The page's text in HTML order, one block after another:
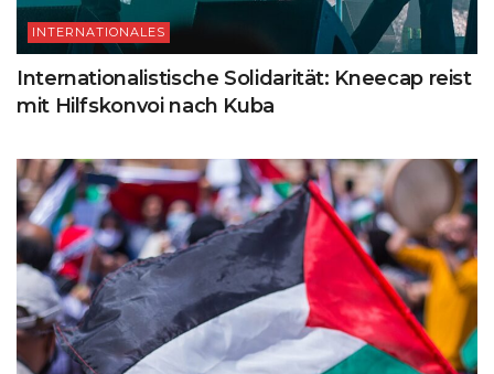
INTERNATIONALES
Internationalistische Solidarität: Kneecap reist
mit Hilfskonvoi nach Kuba